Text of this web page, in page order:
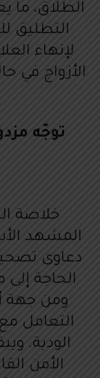
الطلاق، ما
التطليق
لإنهاء
الأزواج في
توجّه
خلاصة
المشهد
دعاوى
الحاجة
ومن جهة
التعامل
الودية.
الأمن